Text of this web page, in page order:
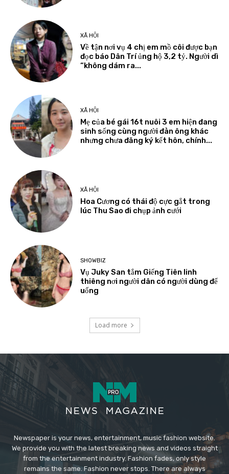
XÃ HỘI
Về tận nơi vụ 4 chị em mồ côi được bạn
đọc báo Dân Trí ủng hộ 3,2 tỷ. Người dì
“không dám ra...
XÃ HỘI
Mẹ của bé gái 16t nuôi 3 em hiện đang
sinh sống cùng người đàn ông khác
nhưng chưa đăng ký kết hôn, chính...
XÃ HỘI
Hoa Cương có thái độ cực gắt trong
lúc Thu Sao đi chụp ảnh cưới
SHOWBIZ
Vụ Juky San tắm Giếng Tiên linh
thiêng nơi người dân có người dùng để
uống
Load more
Newspaper is your news, entertainment, music fashion website.
We provide you with the latest breaking news and videos straight
from the entertainment industry. Fashion fades, only style
remains the same. Fashion never stops. There are always